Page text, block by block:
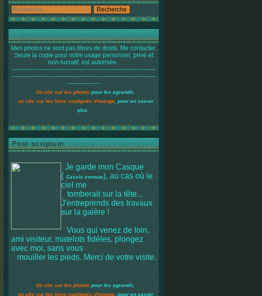
Mes photos ne sont pas libres de droits. Me contacter.
Seule la copie pour votre usage personnel, privé et
non-lucratif, est autorisée.
------------------------------------------------------------------------
------------------------------------------------------------------------
-----------------
Un clic sur les photos pour les agrandir,
un clic sur les liens soulignés d'orange , pour en savoir
plus.
Post scriptum
Je garde mon Casque
( Cassis cornuta), au cas où le
ciel me
tomberait sur la tête...
J'entreprends des travaux
sur la galère !
Vous qui venez de loin,
ami visiteur, matelots fidèles, plongez
avec moi, sans vous
mouiller les pieds. Merci de votre visite.
Un clic sur les photos pour les agrandir,
un clic sur les liens soulignés d'orange , pour en savoir